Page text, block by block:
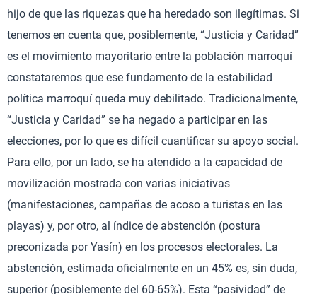
hijo de que las riquezas que ha heredado son ilegítimas. Si
tenemos en cuenta que, posiblemente, “Justicia y Caridad”
es el movimiento mayoritario entre la población marroquí
constataremos que ese fundamento de la estabilidad
política marroquí queda muy debilitado. Tradicionalmente,
“Justicia y Caridad” se ha negado a participar en las
elecciones, por lo que es difícil cuantificar su apoyo social.
Para ello, por un lado, se ha atendido a la capacidad de
movilización mostrada con varias iniciativas
(manifestaciones, campañas de acoso a turistas en las
playas) y, por otro, al índice de abstención (postura
preconizada por Yasín) en los procesos electorales. La
abstención, estimada oficialmente en un 45% es, sin duda,
superior (posiblemente del 60-65%). Esta “pasividad” de